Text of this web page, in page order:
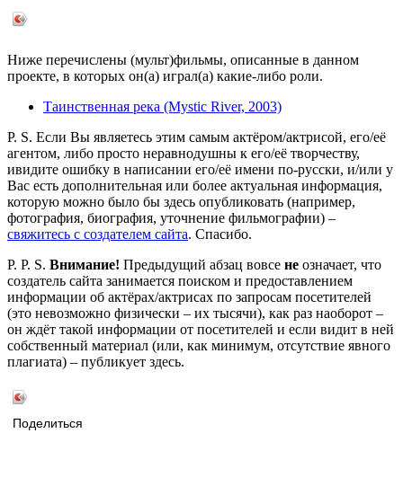
Ниже перечислены (мульт)фильмы, описанные в данном
проекте, в которых он(а) играл(а) какие-либо роли.
Таинственная река (Mystic River, 2003)
P. S. Если Вы являетесь этим самым актёром/актрисой, его/её
агентом, либо просто неравнодушны к его/её творчеству,
ивидите ошибку в написании его/её имени по-русски, и/или у
Вас есть дополнительная или более актуальная информация,
которую можно было бы здесь опубликовать (например,
фотография, биография, уточнение фильмографии) –
свяжитесь с создателем сайта. Спасибо.
P. P. S. Внимание! Предыдущий абзац вовсе не означает, что
создатель сайта занимается поиском и предоставлением
информации об актёрах/актрисах по запросам посетителей
(это невозможно физически – их тысячи), как раз наоборот –
он ждёт такой информации от посетителей и если видит в ней
собственный материал (или, как минимум, отсутствие явного
плагиата) – публикует здесь.
Поделиться